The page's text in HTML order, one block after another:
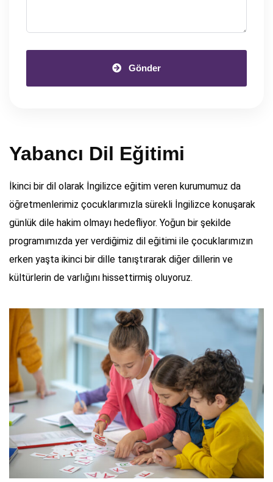
Gönder
Yabancı Dil Eğitimi
İkinci bir dil olarak İngilizce eğitim veren kurumumuz da
öğretmenlerimiz çocuklarımızla sürekli İngilizce konuşarak
günlük dile hakim olmayı hedefliyor. Yoğun bir şekilde
programımızda yer verdiğimiz dil eğitimi ile çocuklarımızın
erken yaşta ikinci bir dille tanıştırarak diğer dillerin ve
kültürlerin de varlığını hissettirmiş oluyoruz.